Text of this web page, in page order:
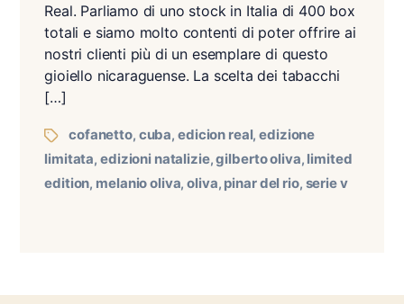
Real. Parliamo di uno stock in Italia di 400 box
totali e siamo molto contenti di poter offrire ai
nostri clienti più di un esemplare di questo
gioiello nicaraguense. La scelta dei tabacchi
[…]
cofanetto, cuba,edicion real,edizione
limitata,edizioni natalizie,gilberto oliva, limited
edition, melanio oliva,oliva, pinar del rio, serie v